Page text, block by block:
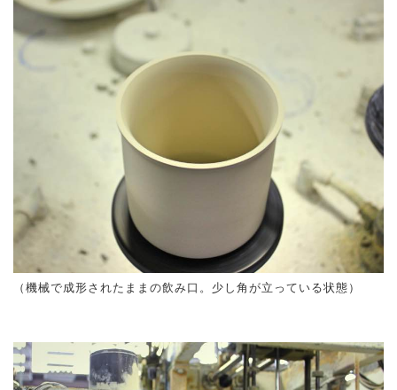
（機械で成形されたままの飲み口。少し角が立っている状態）